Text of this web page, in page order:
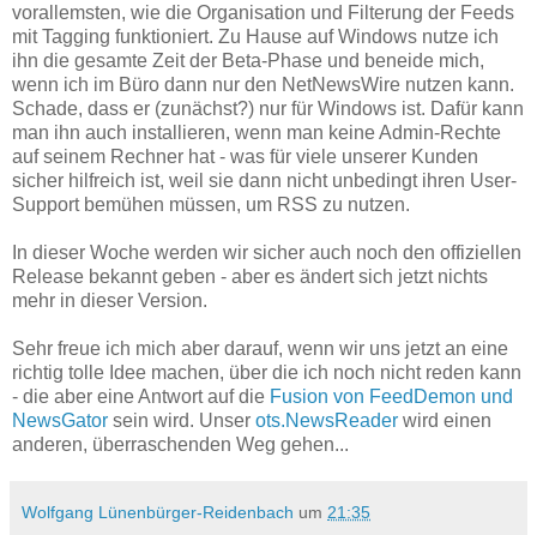
vorallemsten, wie die Organisation und Filterung der Feeds
mit Tagging funktioniert. Zu Hause auf Windows nutze ich
ihn die gesamte Zeit der Beta-Phase und beneide mich,
wenn ich im Büro dann nur den NetNewsWire nutzen kann.
Schade, dass er (zunächst?) nur für Windows ist. Dafür kann
man ihn auch installieren, wenn man keine Admin-Rechte
auf seinem Rechner hat - was für viele unserer Kunden
sicher hilfreich ist, weil sie dann nicht unbedingt ihren User-
Support bemühen müssen, um RSS zu nutzen.
In dieser Woche werden wir sicher auch noch den offiziellen
Release bekannt geben - aber es ändert sich jetzt nichts
mehr in dieser Version.
Sehr freue ich mich aber darauf, wenn wir uns jetzt an eine
richtig tolle Idee machen, über die ich noch nicht reden kann
- die aber eine Antwort auf die Fusion von FeedDemon und
NewsGator sein wird. Unser ots.NewsReader wird einen
anderen, überraschenden Weg gehen...
Wolfgang Lünenbürger-Reidenbach um 21:35